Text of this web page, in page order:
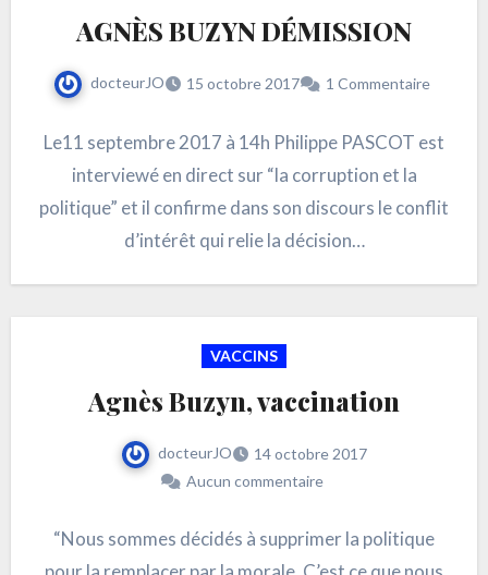
AGNÈS BUZYN DÉMISSION
docteurJO 15 octobre 2017 1 Commentaire
Le11 septembre 2017 à 14h Philippe PASCOT est
interviewé en direct sur “la corruption et la
politique” et il confirme dans son discours le conflit
d’intérêt qui relie la décision…
VACCINS
Agnès Buzyn, vaccination
docteurJO
14 octobre 2017
Aucun commentaire
“Nous sommes décidés à supprimer la politique